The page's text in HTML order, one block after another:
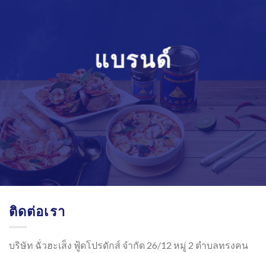
แบรนด์
ติดต่อเรา
บริษัท ฉั่วฮะเส็ง ฟู้ดโปรดักส์ จำกัด 26/12 หมู่ 2 ตำบลทรงคน